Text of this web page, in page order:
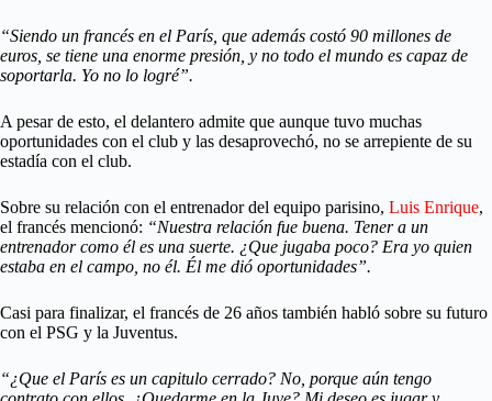
“Siendo un francés en el París, que además costó 90 millones de
euros, se tiene una enorme presión, y no todo el mundo es capaz de
soportarla. Yo no lo logré”.
A pesar de esto, el delantero admite que aunque tuvo muchas
oportunidades con el club y las desaprovechó, no se arrepiente de su
estadía con el club.
Sobre su relación con el entrenador del equipo parisino, Luis Enrique,
el francés mencionó: “Nuestra relación fue buena. Tener a un
entrenador como él es una suerte. ¿Que jugaba poco? Era yo quien
estaba en el campo, no él. Él me dió oportunidades”.
Casi para finalizar, el francés de 26 años también habló sobre su futuro
con el PSG y la Juventus.
“¿Que el París es un capitulo cerrado? No, porque aún tengo